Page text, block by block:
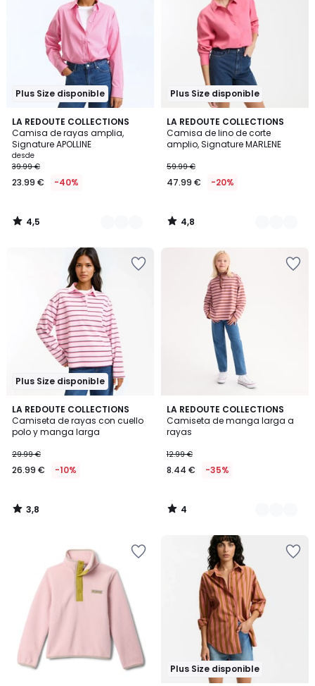
Plus Size disponible
LA REDOUTE COLLECTIONS
Camisa de rayas amplia,
Signature APOLLINE
desde
39.99 €
23.99 € -40%
4,5
/ 5
2
Colores
4,5
/
Plus Size disponible
LA REDOUTE COLLECTIONS
Camisa de lino de corte
amplio, Signature MARLENE
59.99 €
47.99 € -20%
4,8
/ 5
2
Colores
4,8
/
Plus Size disponible
LA REDOUTE COLLECTIONS
Camiseta de rayas con cuello
polo y manga larga
29.99 €
26.99 € -10%
3,8
/ 5
3,8
/
LA REDOUTE COLLECTIONS
Camiseta de manga larga a
rayas
12.99 €
8.44 € -35%
4
/
5
2
Colores
4
/
Plus Size disponible